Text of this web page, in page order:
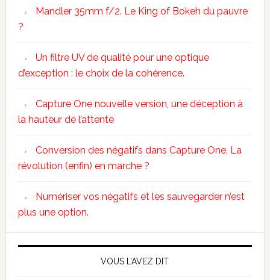
Mandler 35mm f/2. Le King of Bokeh du pauvre
?
Un filtre UV de qualité pour une optique
d’exception : le choix de la cohérence.
Capture One nouvelle version, une déception à
la hauteur de l’attente
Conversion des négatifs dans Capture One. La
révolution (enfin) en marche ?
Numériser vos négatifs et les sauvegarder n’est
plus une option.
VOUS L’AVEZ DIT